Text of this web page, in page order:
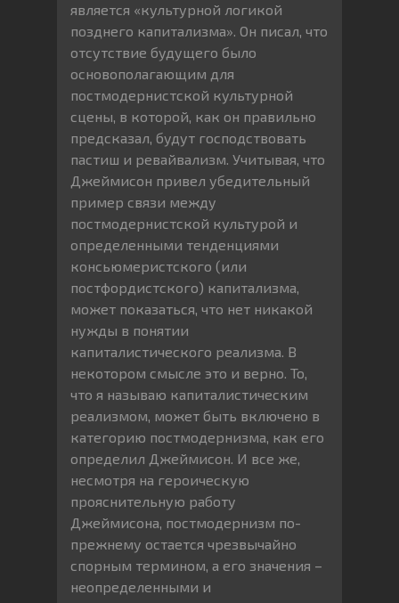
является «культурной логикой
позднего капитализма». Он писал, что
отсутствие будущего было
основополагающим для
постмодернистской культурной
сцены, в которой, как он правильно
предсказал, будут господствовать
пастиш и ревайвализм. Учитывая, что
Джеймисон привел убедительный
пример связи между
постмодернистской культурой и
определенными тенденциями
консьюмеристского (или
постфордистского) капитализма,
может показаться, что нет никакой
нужды в понятии
капиталистического реализма. В
некотором смысле это и верно. То,
что я называю капиталистическим
реализмом, может быть включено в
категорию постмодернизма, как его
определил Джеймисон. И все же,
несмотря на героическую
прояснительную работу
Джеймисона, постмодернизм по-
прежнему остается чрезвычайно
спорным термином, а его значения –
неопределенными и